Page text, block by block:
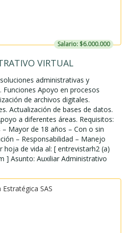
Salario: $6.000.000
VIRTUAL
administrativas y
Funciones Apoyo en procesos
de archivos digitales.
Actualización de bases de datos.
a diferentes áreas. Requisitos:
Mayor de 18 años – Con o sin
– Responsabilidad – Manejo
hoja de vida al: [ entrevistarh2 (a)
] Asunto: Auxiliar Administrativo
SAS